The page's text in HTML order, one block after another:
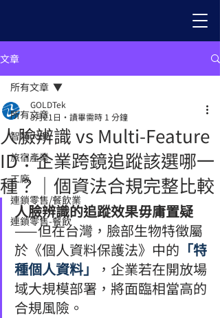
文章
所有文章
智慧大樓
旅宿產業
工廠
連鎖零售/餐飲業
連鎖零售-餐飲
所有文章
人臉辨識 vs Multi-Feature
ID：企業跨鏡追蹤該選哪一
種？｜個資法合規完整比較
GOLDTek
5月21日
讀畢需時 1 分鐘
人臉辨識的追蹤效果毋庸置疑
——但在台灣，臉部生物特徵屬
於《個人資料保護法》中的 「特
種個人資料」
，企業若在開放場
域大規模部署，將面臨相當高的
合規風險。